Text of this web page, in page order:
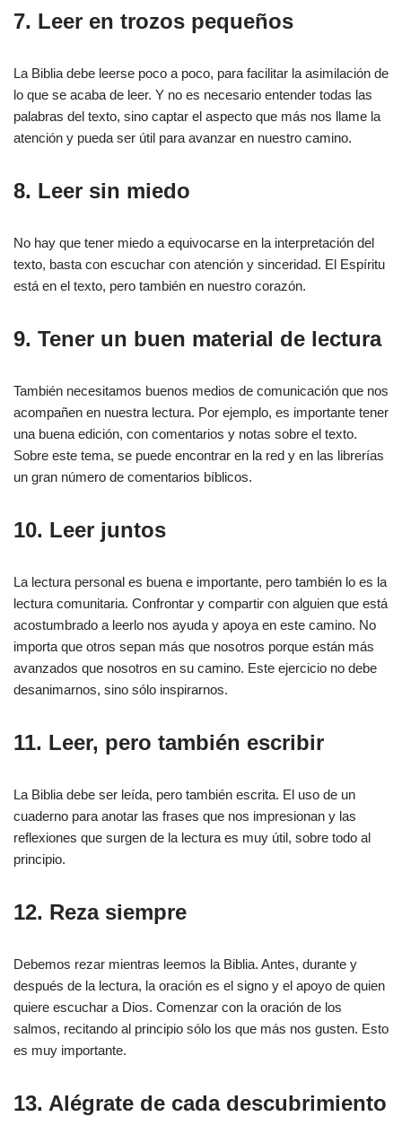
7. Leer en trozos pequeños
La Biblia debe leerse poco a poco, para facilitar la asimilación de
lo que se acaba de leer. Y no es necesario entender todas las
palabras del texto, sino captar el aspecto que más nos llame la
atención y pueda ser útil para avanzar en nuestro camino.
8. Leer sin miedo
No hay que tener miedo a equivocarse en la interpretación del
texto, basta con escuchar con atención y sinceridad. El Espíritu
está en el texto, pero también en nuestro corazón.
9. Tener un buen material de lectura
También necesitamos buenos medios de comunicación que nos
acompañen en nuestra lectura. Por ejemplo, es importante tener
una buena edición, con comentarios y notas sobre el texto.
Sobre este tema, se puede encontrar en la red y en las librerías
un gran número de comentarios bíblicos.
10. Leer juntos
La lectura personal es buena e importante, pero también lo es la
lectura comunitaria. Confrontar y compartir con alguien que está
acostumbrado a leerlo nos ayuda y apoya en este camino. No
importa que otros sepan más que nosotros porque están más
avanzados que nosotros en su camino. Este ejercicio no debe
desanimarnos, sino sólo inspirarnos.
11. Leer, pero también escribir
La Biblia debe ser leída, pero también escrita. El uso de un
cuaderno para anotar las frases que nos impresionan y las
reflexiones que surgen de la lectura es muy útil, sobre todo al
principio.
12. Reza siempre
Debemos rezar mientras leemos la Biblia. Antes, durante y
después de la lectura, la oración es el signo y el apoyo de quien
quiere escuchar a Dios. Comenzar con la oración de los
salmos, recitando al principio sólo los que más nos gusten. Esto
es muy importante.
13. Alégrate de cada descubrimiento